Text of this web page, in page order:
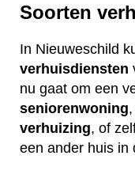
Soorten
In Nieuweschild
verhuisdiensten
nu gaat om een
seniorenwoning
verhuizing, of
een ander huis in